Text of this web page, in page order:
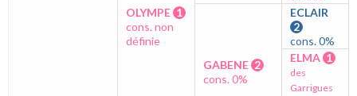
OLYMPE 1
cons. non
définie
GABENE 2
cons. 0%
ECLAIR
2
cons. 0%
ELMA 1
des
Garrigues